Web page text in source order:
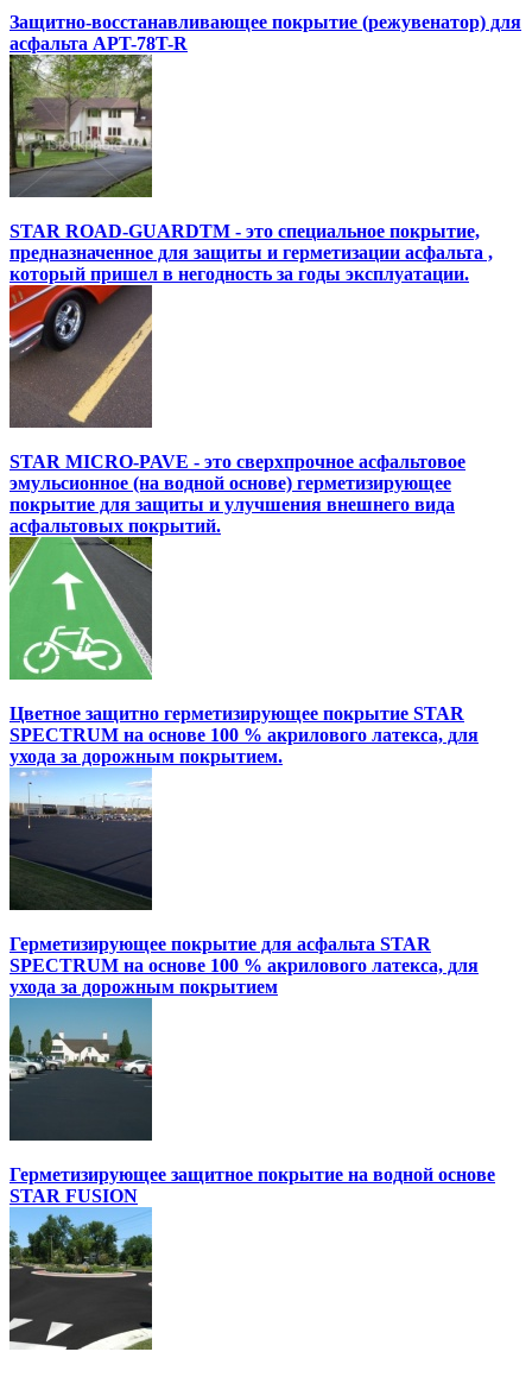
Защитно-восстанавливающее покрытие (режувенатор) для
асфальта APT-78T-R
STAR ROAD-GUARDTM - это специальное покрытие,
предназначенное для защиты и герметизации асфальта ,
который пришел в негодность за годы эксплуатации.
STAR MICRO-PAVE - это сверхпрочное асфальтовое
эмульсионное (на водной основе) герметизирующее
покрытие для защиты и улучшения внешнего вида
асфальтовых покрытий.
Цветное защитно герметизирующее покрытие STAR
SPECTRUM на основе 100 % акрилового латекса, для
ухода за дорожным покрытием.
Герметизирующее покрытие для асфальта STAR
SPECTRUM на основе 100 % акрилового латекса, для
ухода за дорожным покрытием
Герметизирующее защитное покрытие на водной основе
STAR FUSION